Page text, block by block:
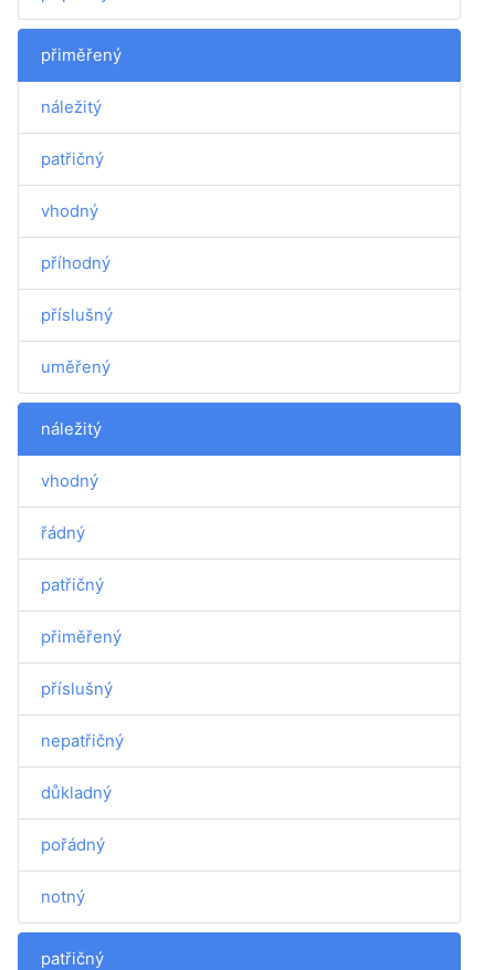
přiměřený
náležitý
patřičný
vhodný
příhodný
příslušný
uměřený
náležitý
vhodný
řádný
patřičný
přiměřený
příslušný
nepatřičný
důkladný
pořádný
notný
patřičný